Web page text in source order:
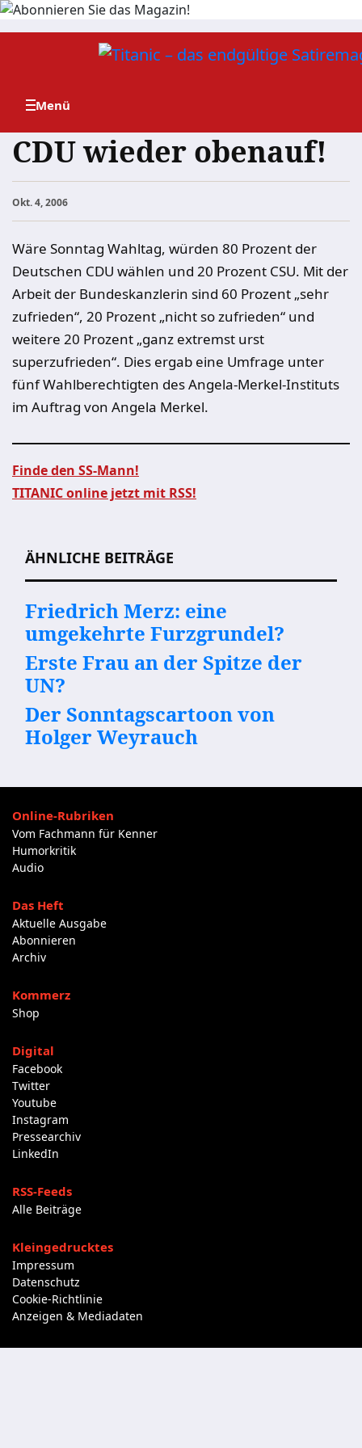
Zum
CDU wieder obenauf!
Okt. 4, 2006
Wäre Sonntag Wahltag, würden 80 Prozent der
Deutschen CDU wählen und 20 Prozent CSU. Mit der
Arbeit der Bundeskanzlerin sind 60 Prozent „sehr
zufrieden“, 20 Prozent „nicht so zufrieden“ und
weitere 20 Prozent „ganz extremst urst
superzufrieden“. Dies ergab eine Umfrage unter
fünf Wahlberechtigten des Angela-Merkel-Instituts
im Auftrag von Angela Merkel.
Finde den SS-Mann!
TITANIC online jetzt mit RSS!
ÄHNLICHE BEITRÄGE
Friedrich Merz: eine
umgekehrte Furzgrundel?
Erste Frau an der Spitze der
UN?
Der Sonntagscartoon von
Holger Weyrauch
Online-Rubriken
Vom Fachmann für Kenner
Humorkritik
Audio
Das Heft
Aktuelle Ausgabe
Abonnieren
Archiv
Kommerz
Shop
Digital
Facebook
Twitter
Youtube
Instagram
Pressearchiv
LinkedIn
RSS-Feeds
Alle Beiträge
Kleingedrucktes
Impressum
Datenschutz
Cookie-Richtlinie
Anzeigen & Mediadaten